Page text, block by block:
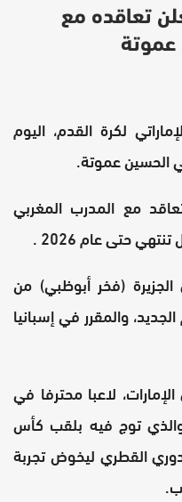
تعاقده مع
عموتة
لكرة القدم، اليوم
الحسين عموتة.
مع المدرب المغربي
حتى عام 2026 .
(فخر أبوظبي) من
والمقرر في إسبانيا
لاعبا محترفا في
موسم 2002- 2003، والذي توج فيه بلقب كأس
القطري ليخوض تجربة